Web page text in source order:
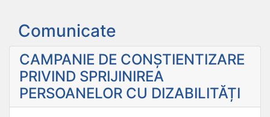
Comunicate
CAMPANIE DE CONȘTIENTIZARE
PRIVIND SPRIJINIREA
PERSOANELOR CU DIZABILITĂȚI